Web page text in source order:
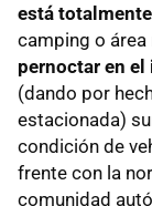
está
camping o área
pernoctar en
(dando por
estacionada)
condición de
frente con la
comunidad